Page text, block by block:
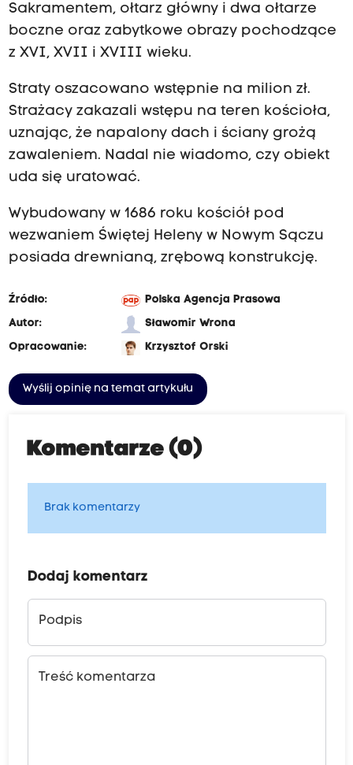
Sakramentem, ołtarz główny i dwa ołtarze
boczne oraz zabytkowe obrazy pochodzące
z XVI, XVII i XVIII wieku.
Straty oszacowano wstępnie na milion zł.
Strażacy zakazali wstępu na teren kościoła,
uznając, że napalony dach i ściany grożą
zawaleniem. Nadal nie wiadomo, czy obiekt
uda się uratować.
Wybudowany w 1686 roku kościół pod
wezwaniem Świętej Heleny w Nowym Sączu
posiada drewnianą, zrębową konstrukcję.
Źródło:
Polska Agencja Prasowa
Autor:
Sławomir Wrona
Opracowanie:
Krzysztof Orski
Wyślij opinię na temat artykułu
Komentarze (0)
Brak komentarzy
Dodaj komentarz
Podpis
Treść komentarza